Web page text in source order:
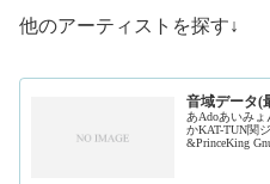
他のアーティストを探す↓
音域データ(
あAdoあいみょ
かKAT-TUN関
&PrinceKing